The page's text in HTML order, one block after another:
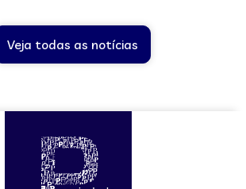
Veja todas as notícias